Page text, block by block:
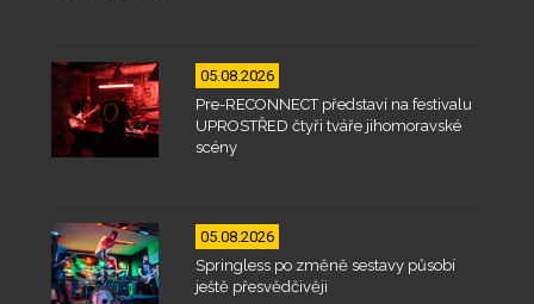
05.08.2026
Pre-RECONNECT představí na festivalu
UPROSTŘED čtyři tváře jihomoravské
scény
05.08.2026
Springless po změně sestavy působí
ještě přesvědčivěji